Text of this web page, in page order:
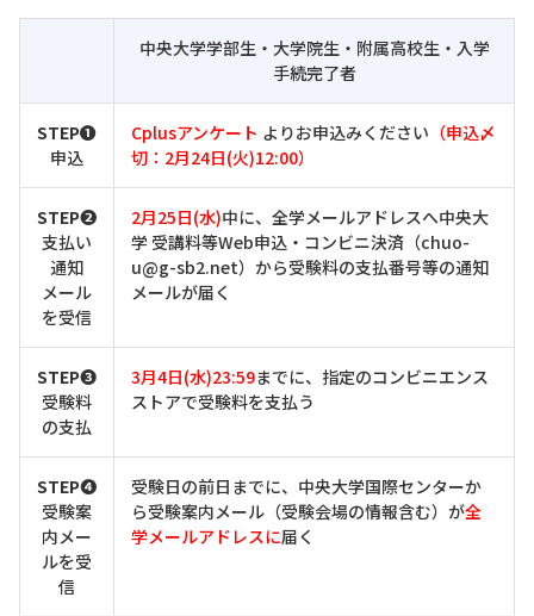
中央大学学部生・大学院生・附属高校生・入学
手続完了者
STEP❶
申込
Cplusアンケート よりお申込みください （申込〆
切：2月24日(火)12:00）
STEP❷
支払い
通知
メール
を受信
2月25日(水)中に、全学メールアドレスへ中央大
学 受講料等Web申込・コンビニ決済（chuo-
u@g-sb2.net）から受験料の支払番号等の通知
メールが届く
STEP➌
受験料
の支払
3月4日(水)23:59までに、指定のコンビニエンス
ストアで受験料を支払う
STEP➍
受験案
内メー
ルを受
信
受験日の前日までに、中央大学国際センターか
ら受験案内メール（受験会場の情報含む）が全
学メールアドレスに届く